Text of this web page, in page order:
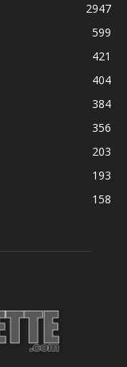
2947
599
421
404
384
356
203
193
158